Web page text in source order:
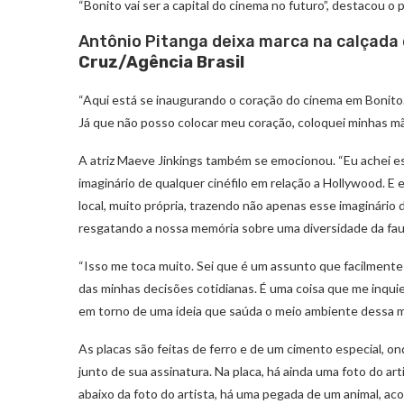
“Bonito vai ser a capital do cinema no futuro”, destacou o
Antônio Pitanga deixa marca na
Cruz/Agência Brasil
“Aqui está se inaugurando o coração do cinema em
Já que não posso colocar meu coração, coloquei minhas
A atriz Maeve Jinkings também se emocionou. “Eu
imaginário de qualquer cinéfilo em relação a Hollywood.
local, muito própria, trazendo não apenas esse
resgatando a nossa memória sobre uma diversidade da
“Isso me toca muito. Sei que é um assunto que
das minhas decisões cotidianas. É uma coisa que me
em torno de uma ideia que saúda o meio ambiente dessa
As placas são feitas de ferro e de um cimento especial,
junto de sua assinatura. Na placa, há ainda uma foto do
abaixo da foto do artista, há uma pegada de um animal,